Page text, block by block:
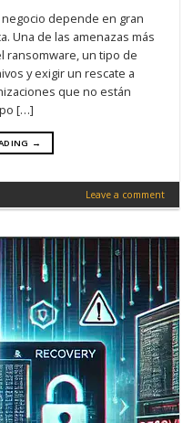
depende en gran
Una de las amenazas más
ransomware, un tipo de
y exigir un rescate a
que no están
[…]
→
Leave a comment